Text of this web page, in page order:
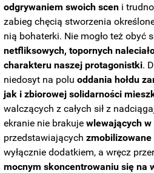
odgrywaniem swoich scen i
zabieg chęcią stworzenia
nią bohaterki. Nie mogło też obyć
netfliksowych, topornych
charakteru naszej protagonistki.
niedosyt na poluoddania hołdu
jak i zbiorowej solidarności
walczących z całych sił z
ekranie nie brakujewlewających
przedstawiającychzmobilizowane
wyłącznie dodatkiem, a wręcz
mocnym skoncentrowaniu się na